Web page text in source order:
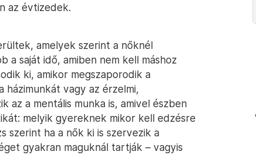
az évtizedek.
amelyek szerint a nőknél
a saját idő, amiben nem kell máshoz
ki, amikor megszaporodik a
házimunkát vagy az érzelmi,
az a mentális munka is, amivel észben
melyik gyereknek mikor kell edzésre
szerint ha a nők ki is szervezik a
gyakran maguknál tartják – vagyis